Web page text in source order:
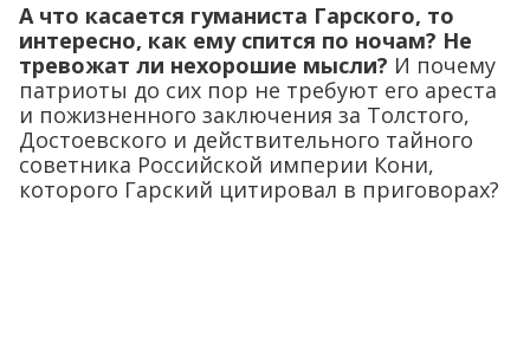
А что касается гуманиста Гарского, то
интересно, как ему спится по ночам? Не
тревожат ли нехорошие мысли? И почему
патриоты до сих пор не требуют его ареста
и пожизненного заключения за Толстого,
Достоевского и действительного тайного
советника Российской империи Кони,
которого Гарский цитировал в приговорах?